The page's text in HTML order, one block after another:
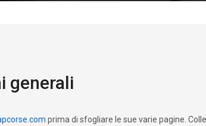
generali
prima di sfogliare le sue varie pagine.